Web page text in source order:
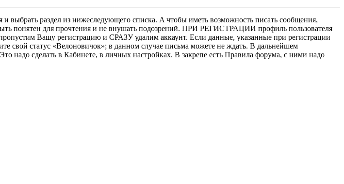
выбрать раздел из нижеследующего списка. A чтобы иметь возможность писать сообщения,
понятен для прочтения и не внушать подозрений. ПРИ РЕГИСТРАЦИИ профиль пользователя
Вашу регистрацию и СРАЗУ удалим аккаунт. Если данные, указанные при регистрации
свой статус «Велоновичок»; в данном случае письма можете не ждать. В дальнейшем
надо сделать в Кабинете, в личных настройках. В закрепе есть Правила форума, с ними надо